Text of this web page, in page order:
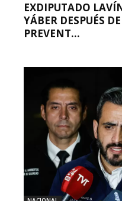
EXDIPUTADO
YÁBER DESPUÉS
PREVENT...